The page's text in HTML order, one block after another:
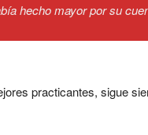
hecho mayor por su
practicantes, sigue